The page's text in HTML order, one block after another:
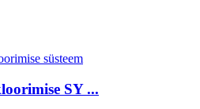
SY ...